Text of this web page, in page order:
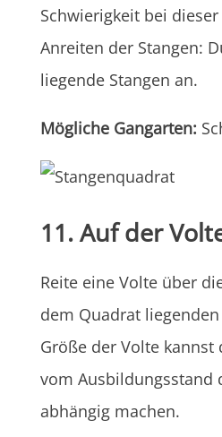
Schwierigkeit bei
Anreiten der Stangen:
liegende Stangen an.
Mögliche Gangarten:
11. Auf der
Reite eine Volte über
dem Quadrat
Größe der Volte
vom Ausbildungsstand
abhängig machen.